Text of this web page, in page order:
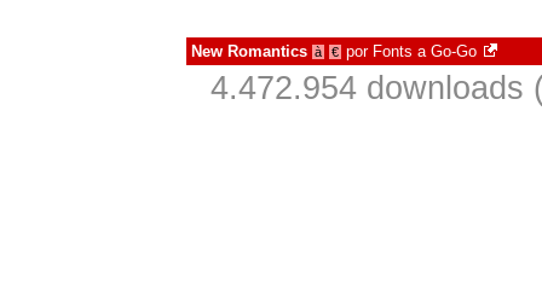
New Romantics à € por Fonts a Go-Go
4.472.954 downloads